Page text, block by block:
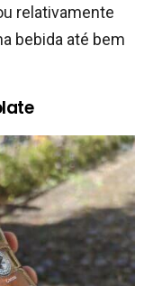
relativamente
bebida até bem